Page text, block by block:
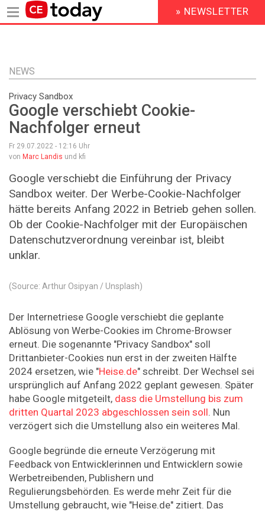
Inhalt
HEADER
MENU
» NEWSLETTER
NEWS
Privacy Sandbox
Google verschiebt Cookie-
Nachfolger erneut
Fr 29.07.2022 - 12:16 Uhr
von Marc Landis und kfi
Google verschiebt die Einführung der Privacy
Sandbox weiter. Der Werbe-Cookie-Nachfolger
hätte bereits Anfang 2022 in Betrieb gehen sollen.
Ob der Cookie-Nachfolger mit der Europäischen
Datenschutzverordnung vereinbar ist, bleibt
unklar.
(Source: Arthur Osipyan / Unsplash)
Der Internetriese Google verschiebt die geplante
Ablösung von Werbe-Cookies im Chrome-Browser
erneut. Die sogenannte "Privacy Sandbox" soll
Drittanbieter-Cookies nun erst in der zweiten Hälfte
2024 ersetzen, wie "Heise.de" schreibt. Der Wechsel sei
ursprünglich auf Anfang 2022 geplant gewesen. Später
habe Google mitgeteilt, dass die Umstellung bis zum
dritten Quartal 2023 abgeschlossen sein soll. Nun
verzögert sich die Umstellung also ein weiteres Mal.
Google begründe die erneute Verzögerung mit
Feedback von Entwicklerinnen und Entwicklern sowie
Werbetreibenden, Publishern und
Regulierungsbehörden. Es werde mehr Zeit für die
Umstellung gebraucht, wie "Heise.de" zitiert. Das